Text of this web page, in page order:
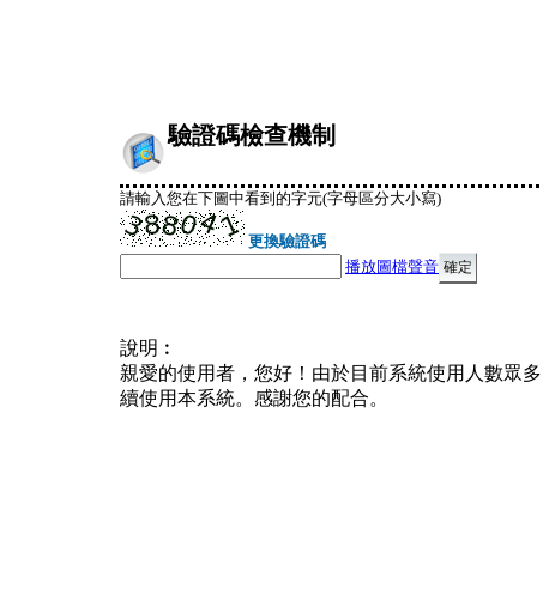
驗證碼檢查機制
請輸入您在下圖中看到的字元(字母區分大小寫)
更換驗證碼
播放圖檔聲音
說明︰
親愛的使用者，您好！由於目前系統使用人數眾
續使用本系統。感謝您的配合。